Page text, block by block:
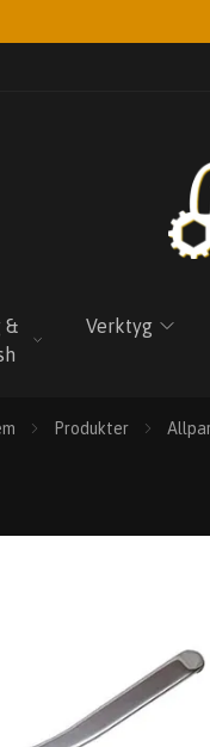
&
Verktyg
Produkter